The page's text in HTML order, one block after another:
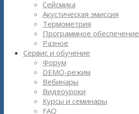
Сейсмика
Акустическая эмиссия
Термометрия
Программное обеспечение
Разное
Сервис и обучение
Форум
DEMO-режим
Вебинары
Видеоуроки
Курсы и семинары
FAQ